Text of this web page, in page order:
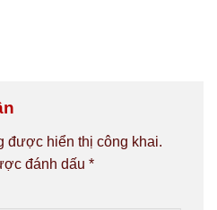
được hiển thị công khai.
đánh dấu *